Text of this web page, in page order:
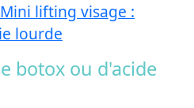
Mini lifting visage :
lourde
botox ou d'acide